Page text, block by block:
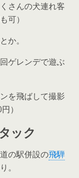
さんの犬連れ客
可）
か。
ゲレンデで遊ぶ
を飛ばして撮影
円）
ック
の駅併設の飛騨
。